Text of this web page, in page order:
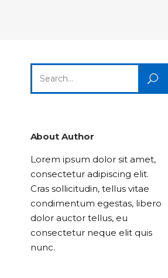
Lists
Highlights
Lists
Title & Subtitle
Title & Subtitle
for:
About Author
Lorem ipsum dolor sit amet,
consectetur adipiscing elit.
Cras sollicitudin, tellus vitae
condimentum egestas, libero
dolor auctor tellus, eu
consectetur neque elit quis
nunc.